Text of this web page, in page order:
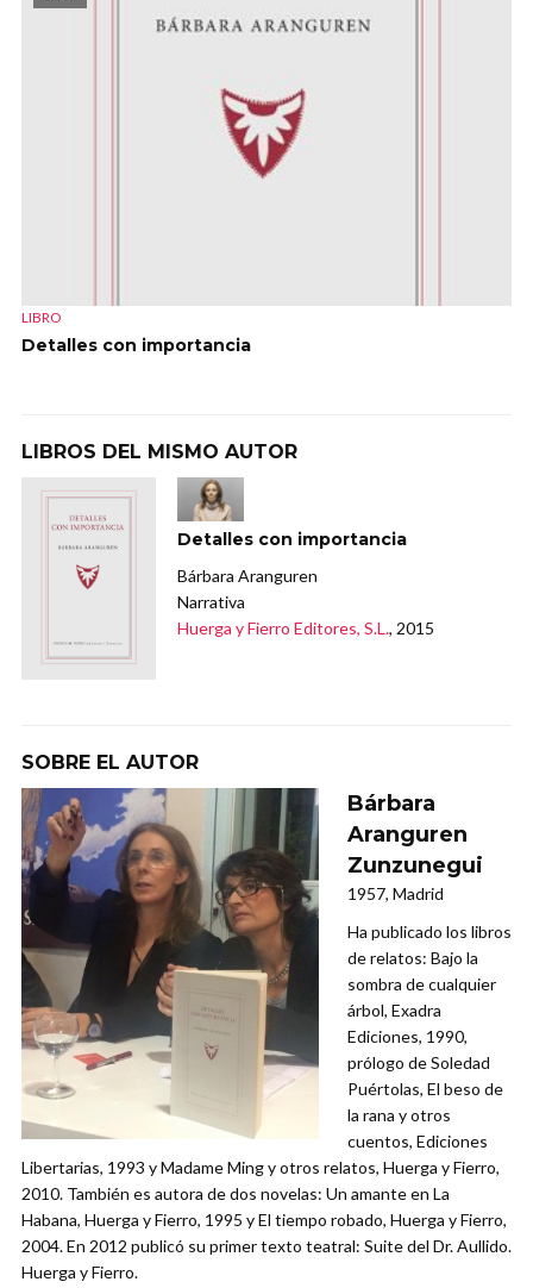
LIBRO
Detalles con importancia
LIBROS DEL MISMO AUTOR
Detalles con importancia
Bárbara Aranguren
Narrativa
Huerga y Fierro Editores, S.L., 2015
SOBRE EL AUTOR
Bárbara
Aranguren
Zunzunegui
1957, Madrid
Ha publicado los libros
de relatos: Bajo la
sombra de cualquier
árbol, Exadra
Ediciones, 1990,
prólogo de Soledad
Puértolas, El beso de
la rana y otros
cuentos, Ediciones
Libertarias, 1993 y Madame Ming y otros relatos, Huerga y Fierro,
2010. También es autora de dos novelas: Un amante en La
Habana, Huerga y Fierro, 1995 y El tiempo robado, Huerga y Fierro,
2004. En 2012 publicó su primer texto teatral: Suite del Dr. Aullido.
Huerga y Fierro.